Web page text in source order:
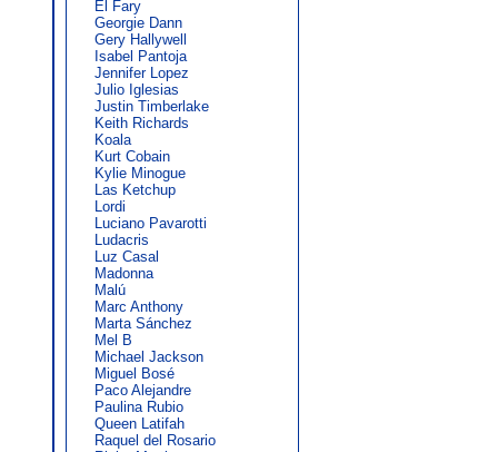
El Fary
Georgie Dann
Gery Hallywell
Isabel Pantoja
Jennifer Lopez
Julio Iglesias
Justin Timberlake
Keith Richards
Koala
Kurt Cobain
Kylie Minogue
Las Ketchup
Lordi
Luciano Pavarotti
Ludacris
Luz Casal
Madonna
Malú
Marc Anthony
Marta Sánchez
Mel B
Michael Jackson
Miguel Bosé
Paco Alejandre
Paulina Rubio
Queen Latifah
Raquel del Rosario